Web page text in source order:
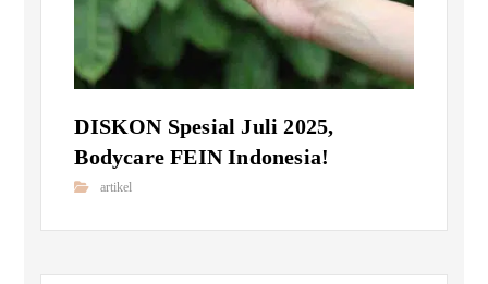
DISKON Spesial Juli 2025,
Bodycare FEIN Indonesia!
artikel